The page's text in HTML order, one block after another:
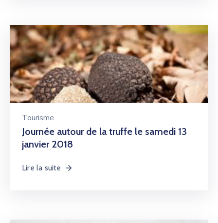
Tourisme
Journée autour de la truffe le samedi 13
janvier 2018
Lire la suite